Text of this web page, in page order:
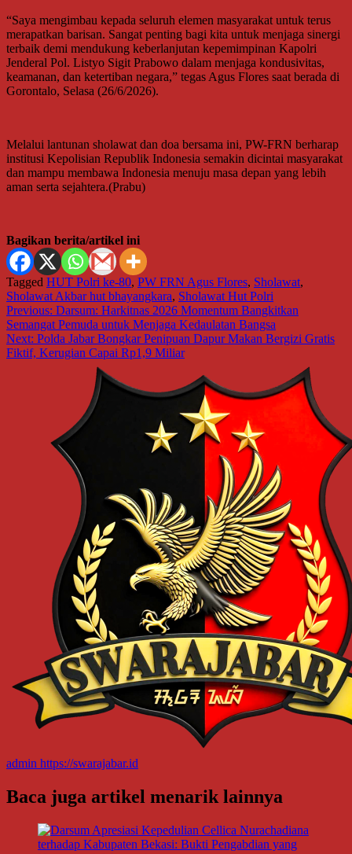
“Saya mengimbau kepada seluruh elemen masyarakat untuk terus
merapatkan barisan. Sangat penting bagi kita untuk menjaga sinergi
terbaik demi mendukung keberlanjutan kepemimpinan Kapolri
Jenderal Pol. Listyo Sigit Prabowo dalam menjaga kondusivitas,
keamanan, dan ketertiban negara,” tegas Agus Flores saat berada di
Gorontalo, Selasa (26/6/2026).
Melalui lantunan sholawat dan doa bersama ini, PW-FRN berharap
institusi Kepolisian Republik Indonesia semakin dicintai masyarakat
dan mampu membawa Indonesia menuju masa depan yang lebih
aman serta sejahtera.(Prabu)
Bagikan berita/artikel ini
Tagged HUT Polri ke-80, PW FRN Agus Flores, Sholawat,
Sholawat Akbar hut bhayangkara, Sholawat Hut Polri
Navigasi
pos
Previous: Darsum: Harkitnas 2026 Momentum Bangkitkan
Semangat Pemuda untuk Menjaga Kedaulatan Bangsa
Next: Polda Jabar Bongkar Penipuan Dapur Makan Bergizi Gratis
Fiktif, Kerugian Capai Rp1,9 Miliar
admin https://swarajabar.id
Baca juga artikel menarik lainnya